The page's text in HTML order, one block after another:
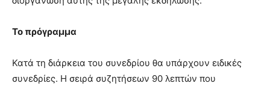
Το πρόγραμμα
Κατά τη διάρκεια του συνεδρίου θα υπάρχουν ειδικές
συνεδρίες. Η σειρά συζητήσεων 90 λεπτών που